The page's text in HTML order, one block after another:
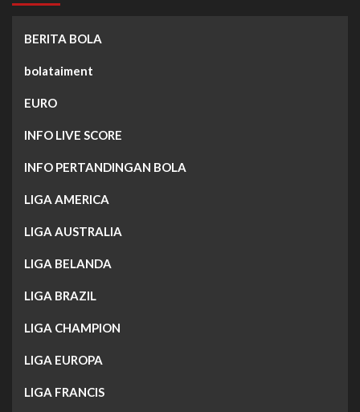
BERITA BOLA
bolataiment
EURO
INFO LIVE SCORE
INFO PERTANDINGAN BOLA
LIGA AMERICA
LIGA AUSTRALIA
LIGA BELANDA
LIGA BRAZIL
LIGA CHAMPION
LIGA EUROPA
LIGA FRANCIS